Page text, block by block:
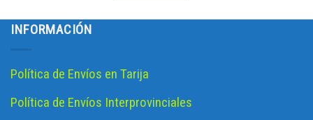
INFORMACIÓN
Política de Envíos en Tarija
Política de Envíos Interprovinciales